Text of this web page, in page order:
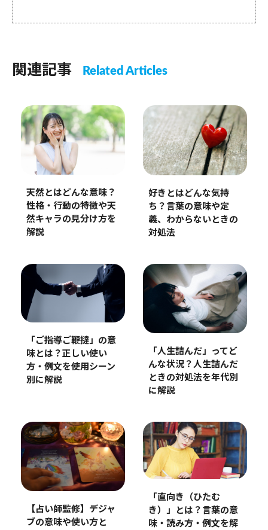
関連記事 Related Articles
天然とはどんな意味？
性格・行動の特徴や天
然キャラの見分け方を
解説
好きとはどんな気持
ち？言葉の意味や定
義、わからないときの
対処法
「ご指導ご鞭撻」の意
味とは？正しい使い
方・例文を使用シーン
別に解説
「人生詰んだ」ってど
んな状況？人生詰んだ
ときの対処法を年代別
に解説
【占い師監修】デジャ
ブの意味や使い方と
「直向き（ひたむ
き）」とは？言葉の意
味・読み方・例文を解